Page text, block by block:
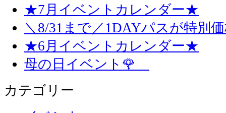
★7月イベントカレンダー★
＼8/31まで／1DAYパスが特別
★6月イベントカレンダー★
母の日イベント🌹
カテゴリー